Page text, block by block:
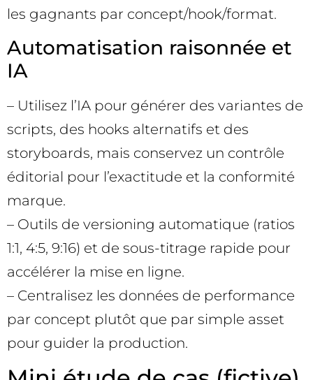
les gagnants par concept/hook/format.
Automatisation raisonnée et
IA
– Utilisez l’IA pour générer des variantes de
scripts, des hooks alternatifs et des
storyboards, mais conservez un contrôle
éditorial pour l’exactitude et la conformité
marque.
– Outils de versioning automatique (ratios
1:1, 4:5, 9:16) et de sous-titrage rapide pour
accélérer la mise en ligne.
– Centralisez les données de performance
par concept plutôt que par simple asset
pour guider la production.